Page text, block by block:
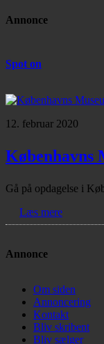
Annonce
Spot on
12. februar 2020
Københavns
Gå på opdagelse i
Læs mere
Annonce
Om siden
Annoncering
Kontakt
Bliv skribent
Bliv sælger